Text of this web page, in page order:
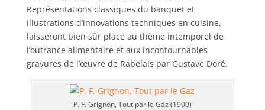
Représentations classiques du banquet et
illustrations d’innovations techniques en cuisine,
laisseront bien sûr place au thème intemporel de
l’outrance alimentaire et aux incontournables
gravures de l’œuvre de Rabelais par Gustave Doré.
P. F. Grignon, Tout par le Gaz (1900)